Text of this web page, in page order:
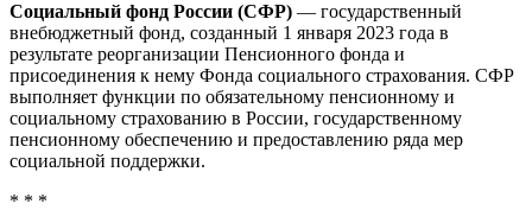
Социальный фонд России (СФР) — государственный
внебюджетный фонд, созданный 1 января 2023 года в
результате реорганизации Пенсионного фонда и
присоединения к нему Фонда социального страхования. СФР
выполняет функции по обязательному пенсионному и
социальному страхованию в России, государственному
пенсионному обеспечению и предоставлению ряда мер
социальной поддержки.
* * *